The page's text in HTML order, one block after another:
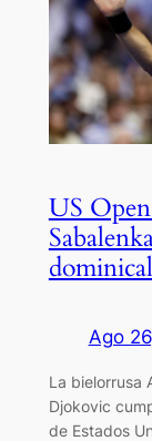
US
Ago
La bielorrusa
Djokovic
de Estados